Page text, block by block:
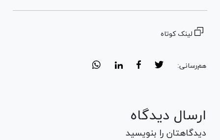
لینک کوتاه
هم‌رسانی:
ارسال دیدگاه
دیدگاهتان را بنویسید